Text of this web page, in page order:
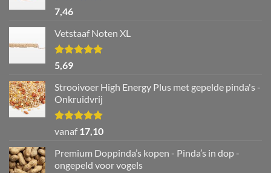
Waardering
5.00
7,46
Vetstaaf Noten XL
Waardering
5.00
5,69
Strooivoer High Energy Plus met gepelde pinda's -
Onkruidvrij
Waardering
uit 5
vanaf17,10
Premium Doppinda’s kopen - Pinda’s in dop -
ongepeld voor vogels